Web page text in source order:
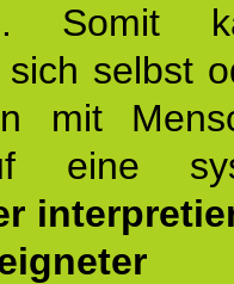
Somit
selbst
mit
eine